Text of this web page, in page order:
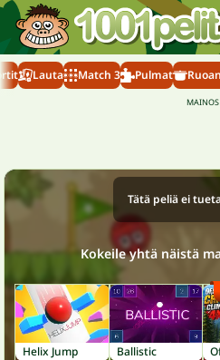
Lauta Match 3 Pulmat
Tätä peliä ei
Kokeile yhtä näistä
Helix Jump Ballistic